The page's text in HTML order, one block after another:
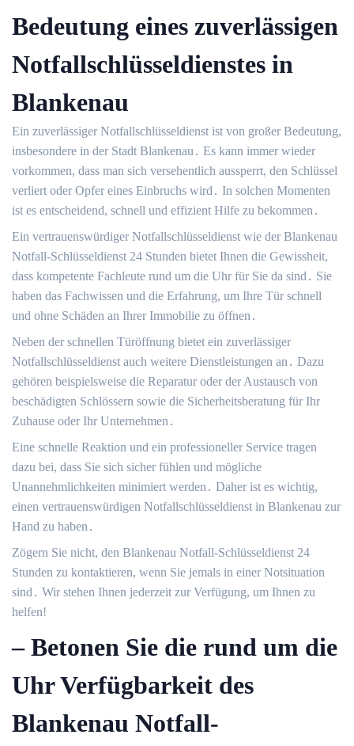
Bedeutung eines zuverlässigen
Notfallschlüsseldienstes in
Blankenau
Ein zuverlässiger Notfallschlüsseldienst ist von großer Bedeutung,
insbesondere in der Stadt Blankenau․ Es kann immer wieder
vorkommen, dass man sich versehentlich aussperrt, den Schlüssel
verliert oder Opfer eines Einbruchs wird․ In solchen Momenten
ist es entscheidend, schnell und effizient Hilfe zu bekommen․
Ein vertrauenswürdiger Notfallschlüsseldienst wie der Blankenau
Notfall-Schlüsseldienst 24 Stunden bietet Ihnen die Gewissheit,
dass kompetente Fachleute rund um die Uhr für Sie da sind․ Sie
haben das Fachwissen und die Erfahrung, um Ihre Tür schnell
und ohne Schäden an Ihrer Immobilie zu öffnen․
Neben der schnellen Türöffnung bietet ein zuverlässiger
Notfallschlüsseldienst auch weitere Dienstleistungen an․ Dazu
gehören beispielsweise die Reparatur oder der Austausch von
beschädigten Schlössern sowie die Sicherheitsberatung für Ihr
Zuhause oder Ihr Unternehmen․
Eine schnelle Reaktion und ein professioneller Service tragen
dazu bei, dass Sie sich sicher fühlen und mögliche
Unannehmlichkeiten minimiert werden․ Daher ist es wichtig,
einen vertrauenswürdigen Notfallschlüsseldienst in Blankenau zur
Hand zu haben․
Zögern Sie nicht, den Blankenau Notfall-Schlüsseldienst 24
Stunden zu kontaktieren, wenn Sie jemals in einer Notsituation
sind․ Wir stehen Ihnen jederzeit zur Verfügung, um Ihnen zu
helfen!​
– Betonen Sie die rund um die
Uhr Verfügbarkeit des
Blankenau Notfall-